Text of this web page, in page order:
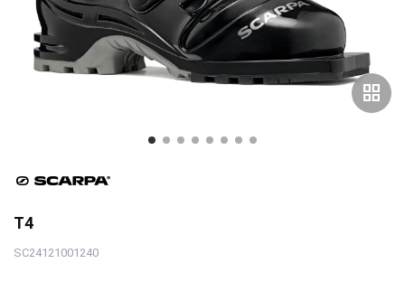
grid_view
T4
SC24121001240